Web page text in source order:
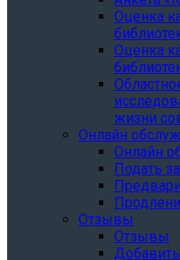
Oценка
Oценка
жизни
Онлайн
Онлайн
Подать
Отзывы
Отзывы